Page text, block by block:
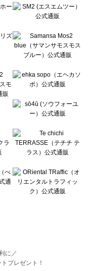
ェア一覧
一覧
に／
プレゼント！